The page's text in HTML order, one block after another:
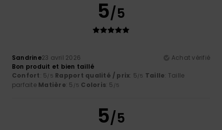
5/5
Sandrine23 avril 2026
Achat vérifié
Bon produit et bien taillé
Confort: 5/5 Rapport qualité / prix: 5/5 Taille: Taille
parfaite Matière: 5 /5 Coloris: 5 /5
5/5